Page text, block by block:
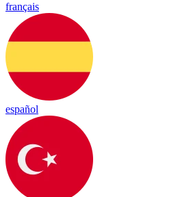
français
español